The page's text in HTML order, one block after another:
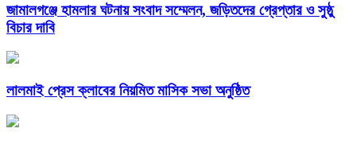
জামালগঞ্জে হামলার ঘটনায় সংবাদ সম্মেলন, জড়িতদের গ্রেপ্তার ও সুষ্ঠু
বিচার দাবি
লালমাই প্রেস ক্লাবের নিয়মিত মাসিক সভা অনুষ্ঠিত